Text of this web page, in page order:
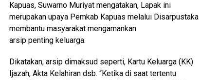
Kapuas, Suwarno Muriyat mengatakan, Lapak ini
merupakan upaya Pemkab Kapuas melalui Disarpustaka
membantu masyarakat mengamankan
arsip penting keluarga.
Dikatakan, arsip dimaksud seperti, Kartu Keluarga (KK)
Ijazah, Akta Kelahiran dsb. “Ketika di saat tertentu